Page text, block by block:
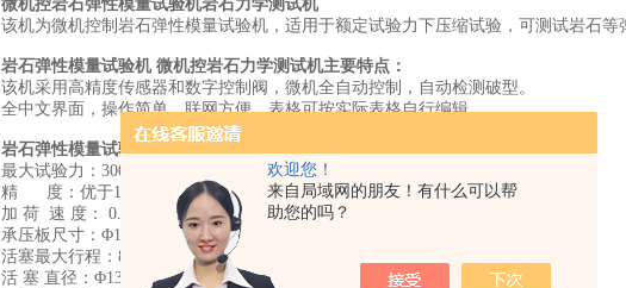
欢迎您！
来自局域网的朋友！有什么可以帮
助您的吗？
微机控岩石弹性模量试验机岩石力学测试机
该机为微机控制岩石弹性模量试验机，适用于额定试验力下压缩试验，可测试岩石等
岩石弹性模量试验机 微机控岩石力学测试机主要特点：
该机采用高精度传感器和数字控制阀，微机全自动控制，自动检测破型。
全中文界面，操作简单，联网方便、表格可按实际表格自行编辑。
岩石弹性模量试验机主要技术参数：
最大试验力： 300KN（抗压）/30kN（抗折）
精 度：优于1级
加 荷 速 度： 0.3~25KN/S（抗压） 50N/S(抗折)
承压板尺寸： Φ155mm（抗压） 80×150mm（抗折）
活塞最大行程： 80mm
活 塞 直径：Φ130mm（抗压） Φ60mm（抗折）